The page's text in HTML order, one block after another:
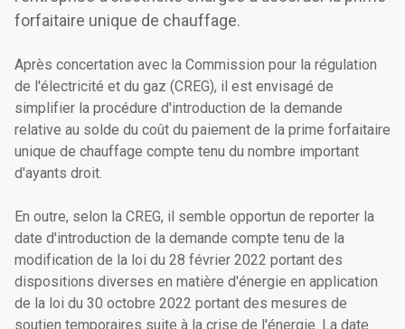
forfaitaire unique de chauffage.
Après concertation avec la Commission pour la régulation
de l'électricité et du gaz (CREG), il est envisagé de
simplifier la procédure d'introduction de la demande
relative au solde du coût du paiement de la prime forfaitaire
unique de chauffage compte tenu du nombre important
d'ayants droit.
En outre, selon la CREG, il semble opportun de reporter la
date d'introduction de la demande compte tenu de la
modification de la loi du 28 février 2022 portant des
dispositions diverses en matière d'énergie en application
de la loi du 30 octobre 2022 portant des mesures de
soutien temporaires suite à la crise de l'énergie. La date